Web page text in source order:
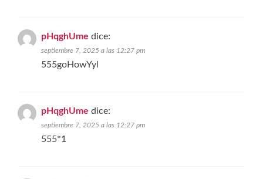
pHqghUme dice:
septiembre 7, 2025 a las 12:27 pm
555goHowYyl
pHqghUme dice:
septiembre 7, 2025 a las 12:27 pm
555*1